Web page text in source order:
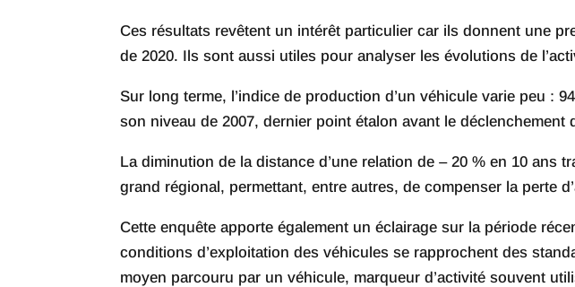
Ces résultats revêtent un intérêt particulier car ils donnent une
de 2020. Ils sont aussi utiles pour analyser les évolutions de
Sur long terme, l’indice de production d’un véhicule varie peu :
son niveau de 2007, dernier point étalon avant le déclenchement
La diminution de la distance d’une relation de – 20 % en 10
grand régional, permettant, entre autres, de compenser la perte
Cette enquête apporte également un éclairage sur la période
conditions d’exploitation des véhicules se rapprochent des
moyen parcouru par un véhicule, marqueur d’activité souvent